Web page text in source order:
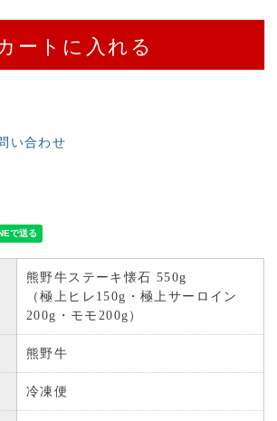
ートに入れる
い合わせ
熊野牛ステーキ懐石 550g
（極上ヒレ150g・極上サーロイン
200g・モモ200g）
熊野牛
冷凍便